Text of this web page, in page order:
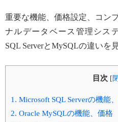
重要な機能、価格設定、コン
ナルデータベース管理シス
SQL ServerとMySQLの違いを
目次 [
1. Microsoft SQL Serverの機能
2. Oracle MySQLの機能、価格